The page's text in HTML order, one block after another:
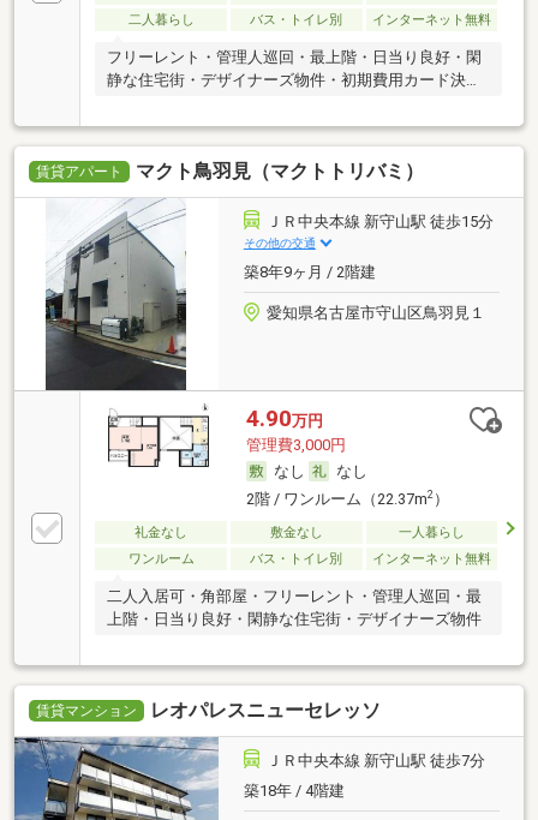
二人暮らし
バス・トイレ別 インターネット無料
フリーレント・管理人巡回・最上階・日当り良好・閑
静な住宅街・デザイナーズ物件・初期費用カード決済
賃貸アパート マクト鳥羽見（マクトトリバミ）
ＪＲ中央本線 新守山駅 徒歩15分
その他の交通
築8年9ヶ月 / 2階建
愛知県名古屋市守山区鳥羽見１
4.90万円
管理費3,000円
なし
なし
2階 / ワンルーム（22.37m2）
礼金なし 敷金なし
一人暮らし
ワンルーム
バス・トイレ別 インターネット無料
二人入居可・角部屋・フリーレント・管理人巡回・最
上階・日当り良好・閑静な住宅街・デザイナーズ物件
賃貸マンション レオパレスニューセレッソ
ＪＲ中央本線 新守山駅 徒歩7分
築18年 / 4階建